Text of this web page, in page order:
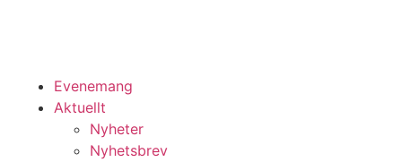
Evenemang
Aktuellt
Nyheter
Nyhetsbrev